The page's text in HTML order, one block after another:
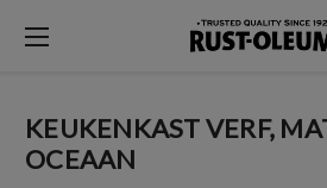
KEUKENKAST VERF,
OCEAAN